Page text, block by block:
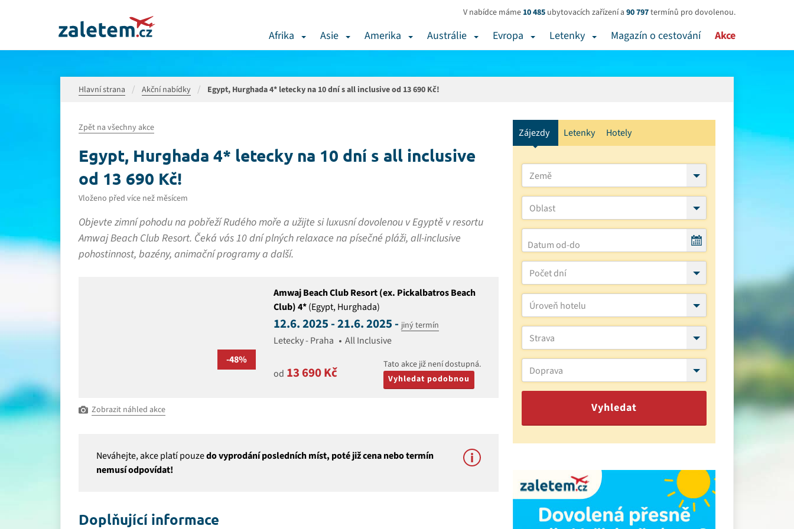
V nabídce máme 10 485 ubytovacích zařízení a 90 797termínů pro dovolenou.
Afrika Asie Amerika Austrálie Evropa Letenky Magazín o cestování Akce
Hlavní strana Akční nabídky Egypt, Hurghada 4* letecky na 10 dní s all inclusive od 13 690 Kč!
Zpět na všechny akce
Egypt, Hurghada 4* letecky na 10 dní s all inclusive
od 13 690 Kč!
Vloženo před více než měsícem
Objevte zimní pohodu na pobřeží Rudého moře a užijte si luxusní dovolenou v Egyptě v resortu
Amwaj Beach Club Resort. Čeká vás 10 dní plných relaxace na písečné pláži, all-inclusive
pohostinnost, bazény, animační programy a další.
-48%
Amwaj Beach Club Resort (ex. Pickalbatros Beach
Club) 4*(Egypt, Hurghada)
12.6. 2025 - 21.6. 2025 - jiný termín
Letecky - Praha All Inclusive
od 13 690 Kč
Tato akce již není dostupná.
Vyhledat podobnou
Zobrazit náhled akce
Neváhejte, akce platí pouzedo vyprodání posledních míst, poté již cena nebo termín
nemusí odpovídat!
Doplňující informace
Zájezdy Letenky Hotely
Země
Oblast
Počet dní
Úroveň hotelu
Strava
Doprava
Vyhledat